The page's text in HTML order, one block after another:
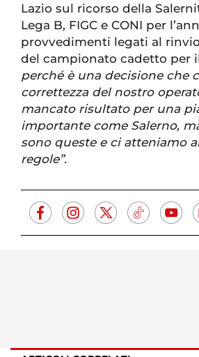
Lazio sul ricorso della
Lega B, FIGC e CONI per
provvedimenti legati al
del campionato cadetto per
perché è una decisione che
correttezza del nostro
mancato risultato per una
importante come Salerno,
sono queste e ci atteniamo
regole”.